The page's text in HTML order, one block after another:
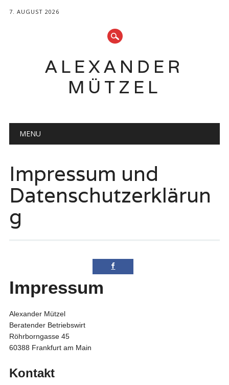
7. AUGUST 2026
ALEXANDER
MÜTZEL
Hauptmenü
MENU
Impressum und
Datenschutzerklärun
g
Impressum
Alexander Mützel
Beratender Betriebswirt
Röhrborngasse 45
60388 Frankfurt am Main
Kontakt